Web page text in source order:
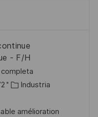
- F/H
C
t
Industria
amélioration